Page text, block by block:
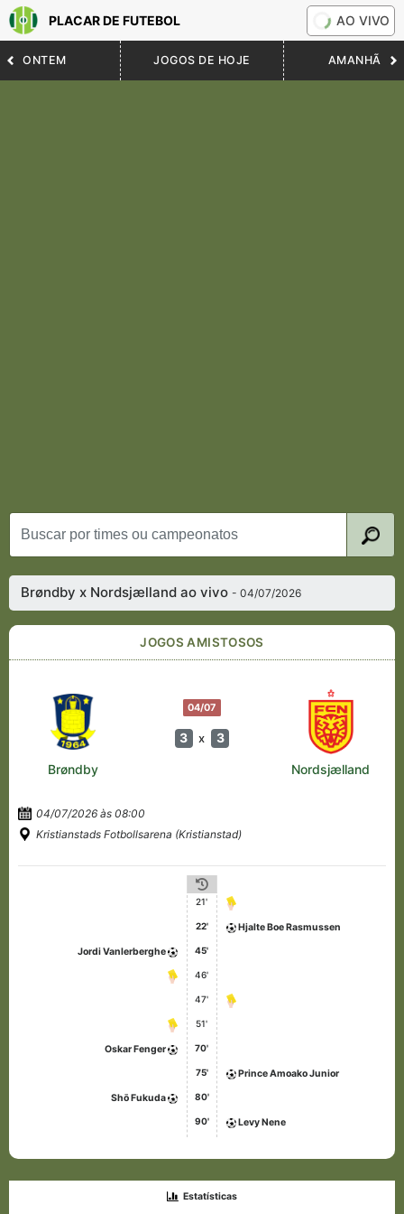
PLACAR DE FUTEBOL AO VIVO
ONTEM JOGOS DE HOJE AMANHÃ
Brøndby x Nordsjælland ao vivo- 04/07/2026
JOGOS AMISTOSOS
04/07
3 x 3
Brøndby Nordsjælland
04/07/2026 às 08:00
Kristianstads Fotbollsarena (Kristianstad)
21'
22' Hjalte Boe Rasmussen
Jordi Vanlerberghe 45'
46'
47'
51'
Oskar Fenger 70'
75' Prince Amoako Junior
Shō Fukuda 80'
90' Levy Nene
Estatísticas